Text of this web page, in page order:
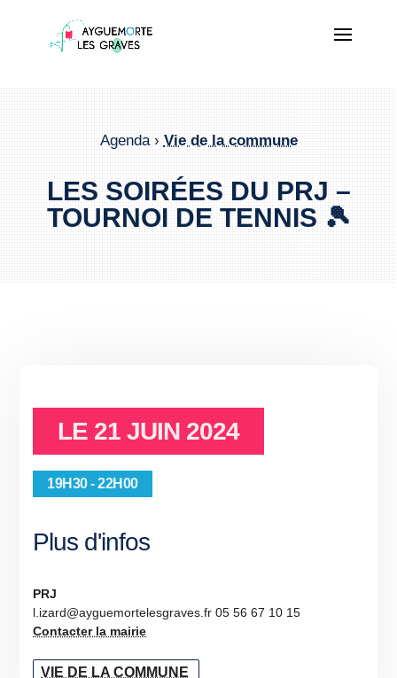
Agenda ›Vie de la commune
LES SOIRÉES DU PRJ –
TOURNOI DE TENNIS 🎾
LE 21 JUIN 2024
19H30 - 22H00
Plus d'infos
PRJ
l.izard@ayguemortelesgraves.fr 05 56 67 10 15
Contacter la mairie
VIE DE LA COMMUNE